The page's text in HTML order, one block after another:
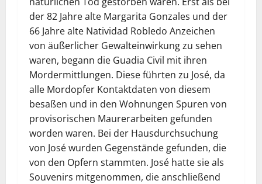
der 82 Jahre alte Margarita Gonzales und der
66 Jahre alte Natividad Robledo Anzeichen
von äußerlicher Gewalteinwirkung zu sehen
waren, begann die Guadia Civil mit ihren
Mordermittlungen. Diese führten zu José, da
alle Mordopfer Kontaktdaten von diesem
besaßen und in den Wohnungen Spuren von
provisorischen Maurerarbeiten gefunden
worden waren. Bei der Hausdurchsuchung
von José wurden Gegenstände gefunden, die
von den Opfern stammten. José hatte sie als
Souvenirs mitgenommen, die anschließend